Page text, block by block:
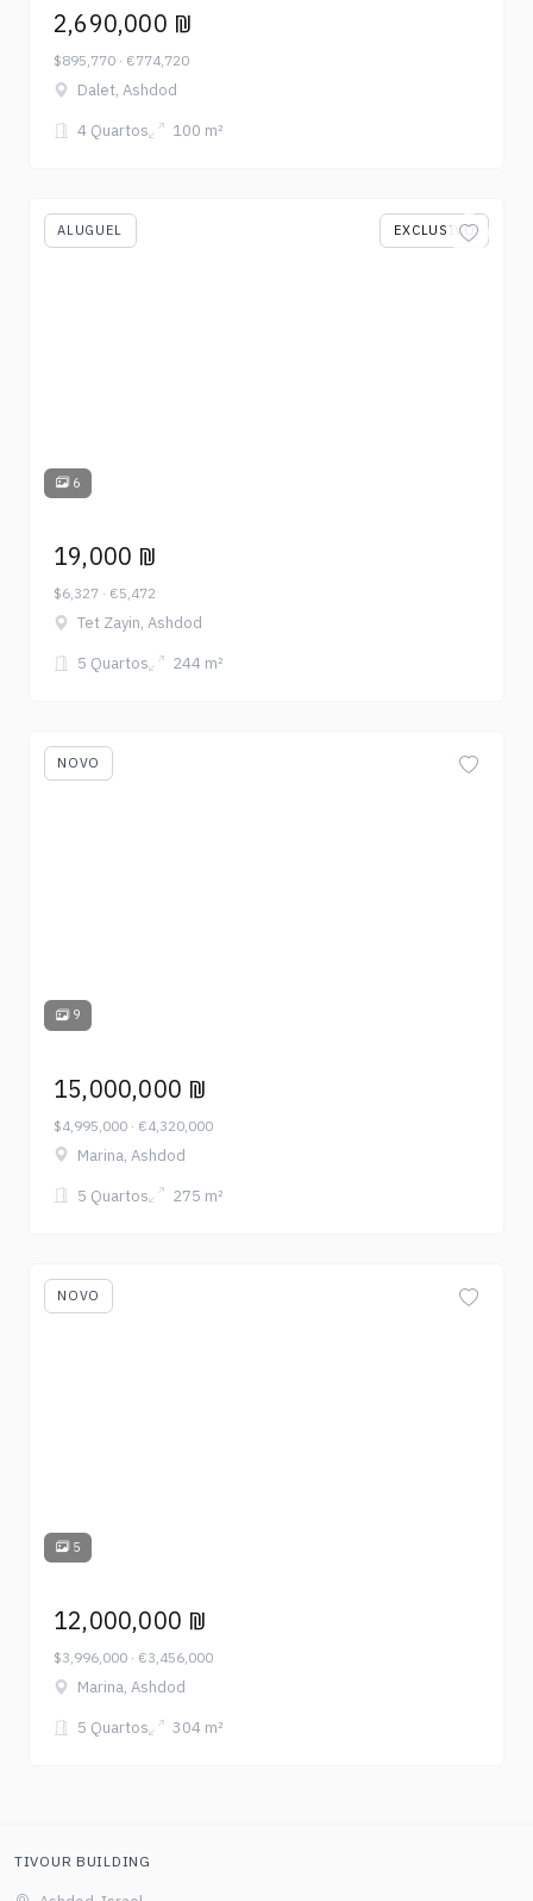
2,690,000 ₪
$895,770 · €774,720
Dalet, Ashdod
4 Quartos
100 m²
ALUGUEL EXCLUSIVO
6
19,000 ₪
$6,327 · €5,472
Tet Zayin, Ashdod
5 Quartos
244 m²
NOVO
9
15,000,000 ₪
$4,995,000 · €4,320,000
Marina, Ashdod
5 Quartos
275 m²
NOVO
5
12,000,000 ₪
$3,996,000 · €3,456,000
Marina, Ashdod
5 Quartos
304 m²
TIVOUR BUILDING